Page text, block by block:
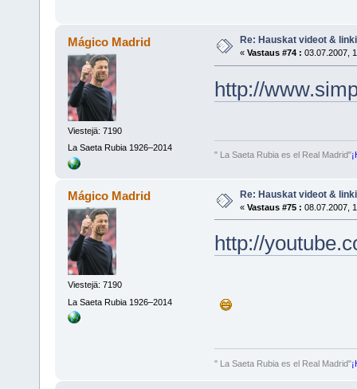
Mágico Madrid
Viestejä: 7190
La Saeta Rubia 1926–2014
Re: Hauskat videot &
« Vastaus #74 : 03.07.2007,
http://
" La Saeta Rubia es el Real Madrid"
Mágico Madrid
Viestejä: 7190
La Saeta Rubia 1926–2014
Re: Hauskat videot &
« Vastaus #75 : 08.07.2007,
http://
" La Saeta Rubia es el Real Madrid"